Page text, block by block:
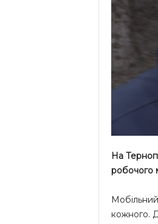
На
робочого
кожного.